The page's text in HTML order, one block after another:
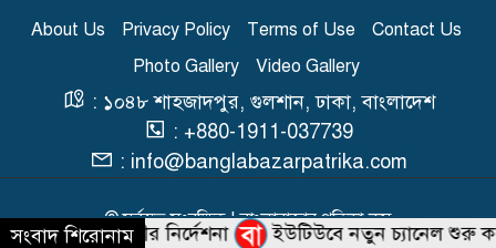
পুষ্টিগুণে ভরপুর দেশীয় ফল গাব,
জানুন উপকারিতা
About Us Privacy Policy Terms of Use
Contact Us
Photo Gallery
Video Gallery
: ১০৪৮ শাহজাদপুর, গুলশান, ঢাকা, বাংলাদেশ
: +880-1911-037739
: info@banglabazarpatrika.com
© সর্বস্বত্ব সংরক্ষিত | বাংলাবাজার পত্রিকা.কম
সংবাদ শিরোনাম
প্রধানমন্ত্রীর নির্দেশনা ইউটিউবে নতুন চ্যানেল শুরু